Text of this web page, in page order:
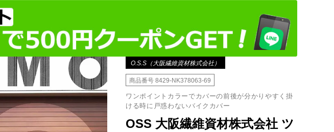
O.S.S（大阪繊維資材株式会社）
商品番号 8429-NK378063-69
ワンポイントカラーでカバーの前後が分かりやすく掛
ける時に戸惑わないバイクカバー
OSS 大阪繊維資材株式会社 ツ